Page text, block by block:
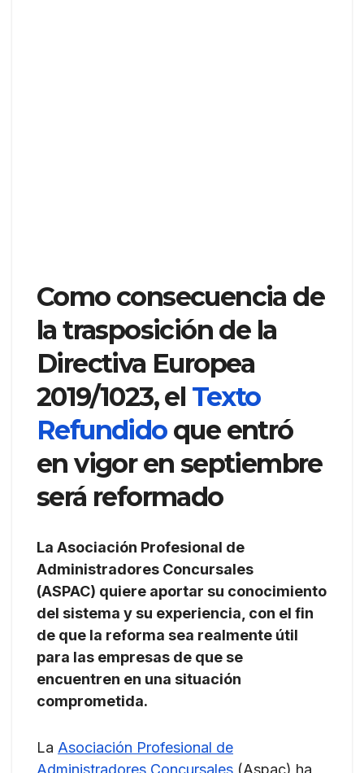
Como consecuencia de
la trasposición de la
Directiva Europea
2019/1023, el Texto
Refundidoque entró
en vigor en septiembre
será reformado
La Asociación Profesional de
Administradores Concursales
(ASPAC) quiere aportar su conocimiento
del sistema y su experiencia, con el fin
de que la reforma sea realmente útil
para las empresas de que se
encuentren en una situación
comprometida.
La Asociación Profesional de
Administradores Concursales (Aspac) ha